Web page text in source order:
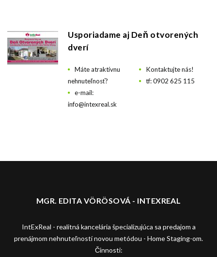
Usporiadame aj Deň otvorených
dverí
Máte atraktívnu
nehnuteľnosť?
Kontaktujte nás!
tf: 0902 625 115
e-mail:
info@intexreal.sk
MGR. EDITA VÖRÖSOVÁ - INTEXREAL
IntExReal - realitná kancelária špecializujúca sa predajom a
prenájmom nehnuteľností novou metódou - Home Staging-om.
Činnosti: